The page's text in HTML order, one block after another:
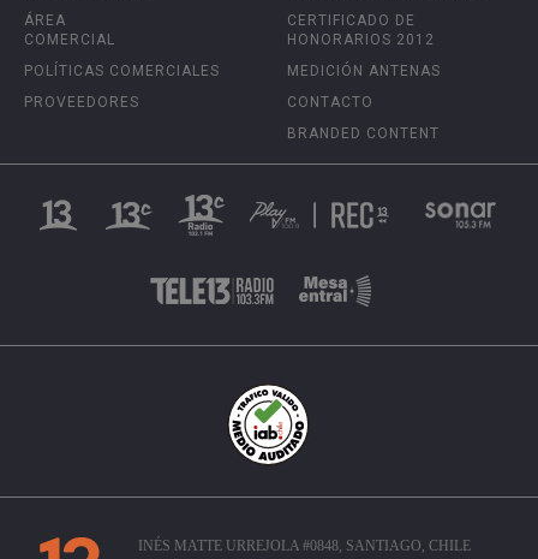
ÁREA
COMERCIAL
POLÍTICAS COMERCIALES
PROVEEDORES
CERTIFICADO DE
HONORARIOS 2012
MEDICIÓN ANTENAS
CONTACTO
BRANDED CONTENT
INÉS MATTE URREJOLA #0848, SANTIAGO, CHILE